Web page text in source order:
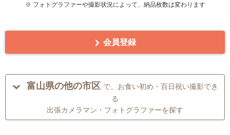
※ フォトグラファーや撮影状況によって、納品枚数は変わります
会員登録
富山県の他の市区 で、お食い初め・百日祝い撮影でき
る
出張カメラマン・フォトグラファーを探す